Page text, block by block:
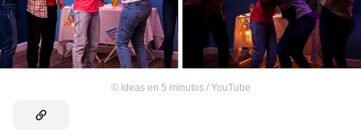
© Ideas en 5 minutos / YouTube